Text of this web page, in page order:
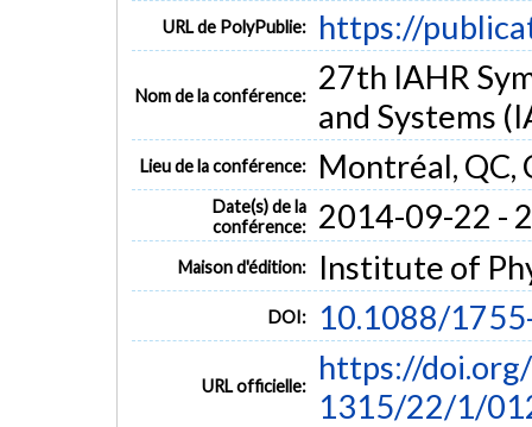
URL de PolyPublie: https://
Nom de la conférence:
27th IAHR
and Systems
Lieu de la conférence: Montréal, QC,
Date(s) de la
conférence:
2014-09-22 -
Maison d'édition: Institute of
DOI: 10.1088/
URL officielle:
https://
1315/22/1/